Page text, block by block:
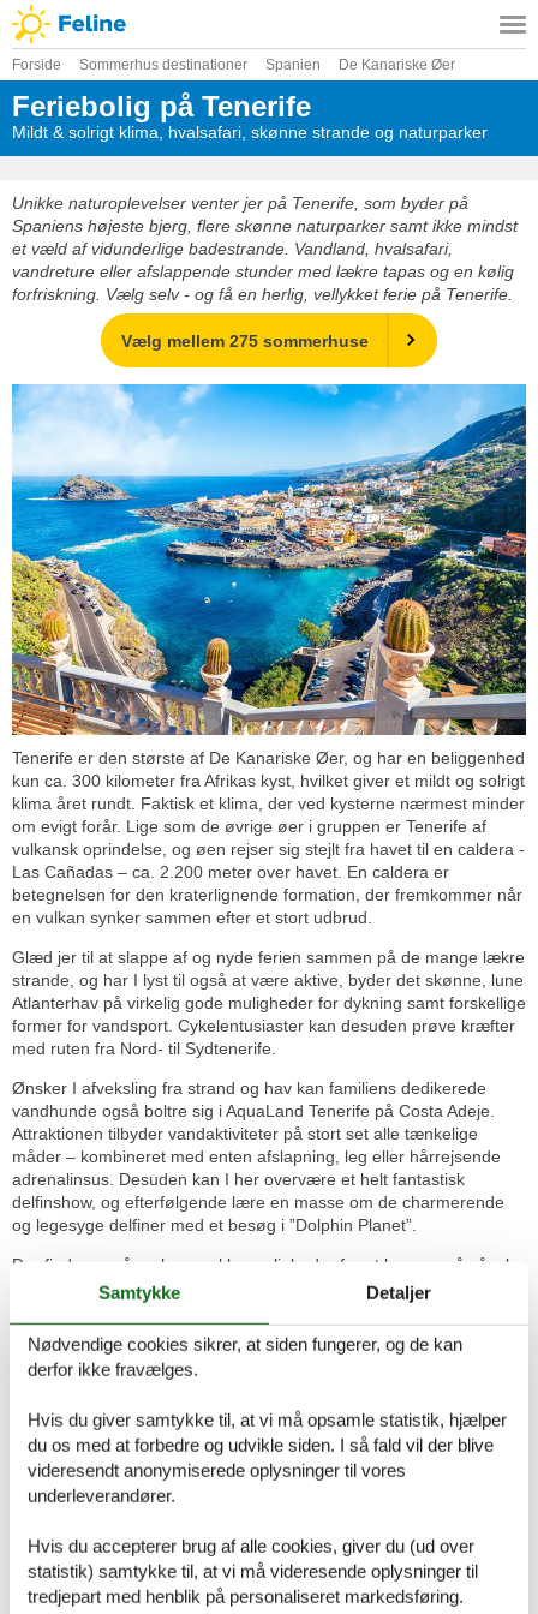
Forside Sommerhus destinationer Spanien De Kanariske Øer
Feriebolig på Tenerife
Mildt & solrigt klima, hvalsafari, skønne strande og naturparker
Unikke naturoplevelser venter jer på Tenerife, som byder på
Spaniens højeste bjerg, flere skønne naturparker samt ikke mindst
et væld af vidunderlige badestrande. Vandland, hvalsafari,
vandreture eller afslappende stunder med lækre tapas og en kølig
forfriskning. Vælg selv - og få en herlig, vellykket ferie på Tenerife.
Vælg mellem 275 sommerhuse
Tenerife er den største af De Kanariske Øer, og har en beliggenhed
kun ca. 300 kilometer fra Afrikas kyst, hvilket giver et mildt og solrigt
klima året rundt. Faktisk et klima, der ved kysterne nærmest minder
om evigt forår. Lige som de øvrige øer i gruppen er Tenerife af
vulkansk oprindelse, og øen rejser sig stejlt fra havet til en caldera -
Las Cañadas – ca. 2.200 meter over havet. En caldera er
betegnelsen for den kraterlignende formation, der fremkommer når
en vulkan synker sammen efter et stort udbrud.
Glæd jer til at slappe af og nyde ferien sammen på de mange lækre
strande, og har I lyst til også at være aktive, byder det skønne, lune
Atlanterhav på virkelig gode muligheder for dykning samt forskellige
former for vandsport. Cykelentusiaster kan desuden prøve kræfter
med ruten fra Nord- til Sydtenerife.
Ønsker I afveksling fra strand og hav kan familiens dedikerede
vandhunde også boltre sig i AquaLand Tenerife på Costa Adeje.
Attraktionen tilbyder vandaktiviteter på stort set alle tænkelige
måder – kombineret med enten afslapning, leg eller hårrejsende
adrenalinsus. Desuden kan I her overvære et helt fantastisk
delfinshow, og efterfølgende lære en masse om de charmerende
og legesyge delfiner med et besøg i ”Dolphin Planet”.
Der findes også en lang række muligheder for at komme på såvel
hval- som delfinsafari. Især øens sydvestlige kyst er et perfekt sted
at opleve ikke mindre end 26 forskellige hvalarter på åbent hav.
Øens vilde og fantastisk skønne natur kan I nyde bl.a. i Teno
Naturpark, Anaga Naturpark eller i Teide Nationalpark. I
bjerg og samtidig verdens tredje største vulkan, som rager hele
3718 meter op over havets overflade. Pico del Teide er den største
seværdighed i Teide National Park, og er faktisk synlig fra stort set
hvilken som helst lokation på Tenerife. I kan komme op til toppen af
Teide med svævebane, og herfra venter en formidabel udsigt helt
Oplev en dejlig uforstyrret stund i ro og fred på en vandretur i
Tenerifes unikke naturområder. Der findes mange gode vandrestier
Samtykke Detaljer
Nødvendige cookies sikrer, at siden fungerer, og de kan
derfor ikke fravælges.
Hvis du giver samtykke til, at vi må opsamle statistik, hjælper
du os med at forbedre og udvikle siden. I så fald vil der blive
videresendt anonymiserede oplysninger til vores
underleverandører.
Hvis du accepterer brug af alle cookies, giver du (ud over
statistik) samtykke til, at vi må videresende oplysninger til
tredjepart med henblik på personaliseret markedsføring.